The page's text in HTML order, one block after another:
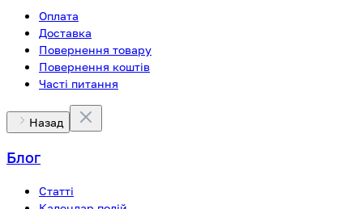
Оплата
Доставка
Повернення товару
Повернення коштів
Часті питання
Назад
Блог
Статті